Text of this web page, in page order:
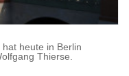
heute in Berlin
Thierse.